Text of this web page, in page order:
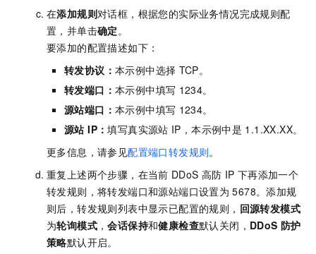
在添加规则对话框，根据您的实际业务情况完成规则配
置，并单击确定。
要添加的配置描述如下：
转发协议： 本示例中选择 TCP。
转发端口： 本示例中填写 1234。
源站端口： 本示例中填写 1234。
源站 IP：填写真实源站 IP，本示例中是 1.1.XX.XX。
更多信息，请参见配置端口转发规则。
重复上述两个步骤，在当前 DDoS 高防 IP 下再添加一个
转发规则，将转发端口和源站端口设置为 5678。添加规
则后，转发规则列表中显示已配置的规则， 回源转发模式
为轮询模式 ，会话保持和健康检查默认关闭， DDoS 防护
策略默认开启。